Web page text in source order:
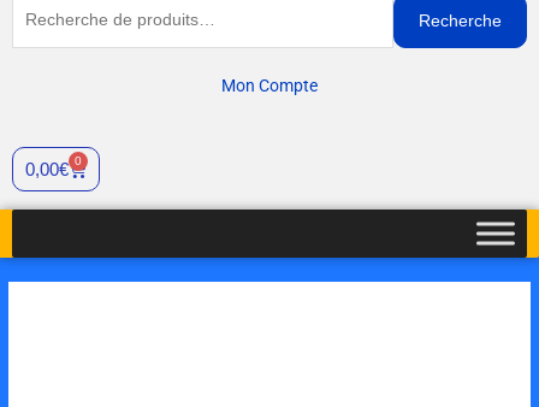
Recherche
Mon Compte
0,00€ 0
Cart